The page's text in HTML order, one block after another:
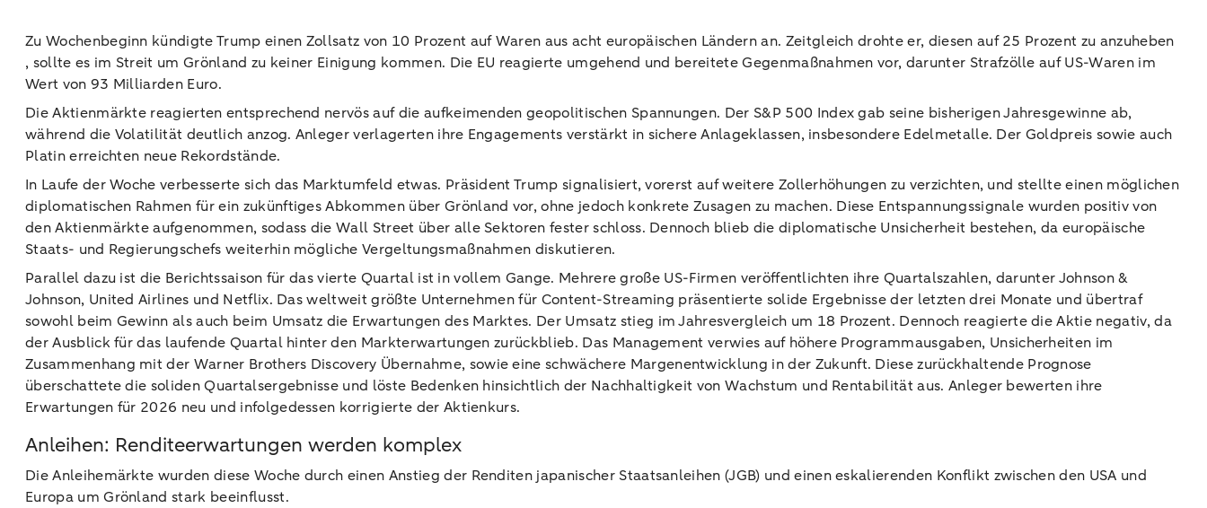
Zu Wochenbeginn kündigte Trump einen Zollsatz von 10 Prozent auf Waren aus acht europäischen Ländern an. Zeitgleich drohte er, diesen auf 25 Prozent zu anzuheben
, sollte es im Streit um Grönland zu keiner Einigung kommen. Die EU reagierte umgehend und bereitete Gegenmaßnahmen vor, darunter Strafzölle auf US-Waren im
Wert von 93 Milliarden Euro.
Die Aktienmärkte reagierten entsprechend nervös auf die aufkeimenden geopolitischen Spannungen. Der S&P 500 Index gab seine bisherigen Jahresgewinne ab,
während die Volatilität deutlich anzog. Anleger verlagerten ihre Engagements verstärkt in sichere Anlageklassen, insbesondere Edelmetalle. Der Goldpreis sowie auch
Platin erreichten neue Rekordstände.
In Laufe der Woche verbesserte sich das Marktumfeld etwas. Präsident Trump signalisiert, vorerst auf weitere Zollerhöhungen zu verzichten, und stellte einen möglichen
diplomatischen Rahmen für ein zukünftiges Abkommen über Grönland vor, ohne jedoch konkrete Zusagen zu machen. Diese Entspannungssignale wurden positiv von
den Aktienmärkte aufgenommen, sodass die Wall Street über alle Sektoren fester schloss. Dennoch blieb die diplomatische Unsicherheit bestehen, da europäische
Staats- und Regierungschefs weiterhin mögliche Vergeltungsmaßnahmen diskutieren.
Parallel dazu ist die Berichtssaison für das vierte Quartal ist in vollem Gange. Mehrere große US-Firmen veröffentlichten ihre Quartalszahlen, darunter Johnson &
Johnson, United Airlines und Netflix. Das weltweit größte Unternehmen für Content-Streaming präsentierte solide Ergebnisse der letzten drei Monate und übertraf
sowohl beim Gewinn als auch beim Umsatz die Erwartungen des Marktes. Der Umsatz stieg im Jahresvergleich um 18 Prozent. Dennoch reagierte die Aktie negativ, da
der Ausblick für das laufende Quartal hinter den Markterwartungen zurückblieb. Das Management verwies auf höhere Programmausgaben, Unsicherheiten im
Zusammenhang mit der Warner Brothers Discovery Übernahme, sowie eine schwächere Margenentwicklung in der Zukunft. Diese zurückhaltende Prognose
überschattete die soliden Quartalsergebnisse und löste Bedenken hinsichtlich der Nachhaltigkeit von Wachstum und Rentabilität aus. Anleger bewerten ihre
Erwartungen für 2026 neu und infolgedessen korrigierte der Aktienkurs.
Anleihen: Renditeerwartungen werden komplex
Die Anleihemärkte wurden diese Woche durch einen Anstieg der Renditen japanischer Staatsanleihen (JGB) und einen eskalierenden Konflikt zwischen den USA und
Europa um Grönland stark beeinflusst.